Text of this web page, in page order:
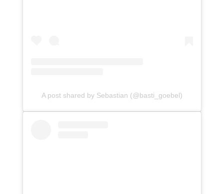
A post shared by Sebastian (@basti_goebel)